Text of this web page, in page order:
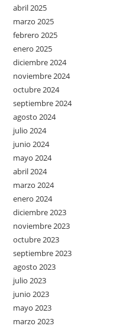
abril 2025
marzo 2025
febrero 2025
enero 2025
diciembre 2024
noviembre 2024
octubre 2024
septiembre 2024
agosto 2024
julio 2024
junio 2024
mayo 2024
abril 2024
marzo 2024
enero 2024
diciembre 2023
noviembre 2023
octubre 2023
septiembre 2023
agosto 2023
julio 2023
junio 2023
mayo 2023
marzo 2023